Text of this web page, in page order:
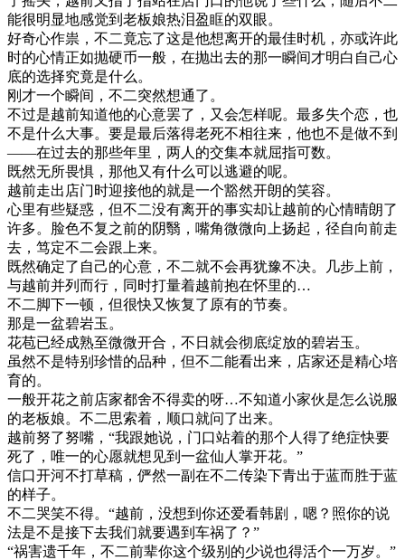
能很明显地感觉到老板娘热泪盈眶的双眼。
好奇心作祟，不二竟忘了这是他想离开的最佳时机，亦或许此
时的心情正如抛硬币一般，在抛出去的那一瞬间才明白自己心
底的选择究竟是什么。
刚才一个瞬间，不二突然想通了。
不过是越前知道他的心意罢了，又会怎样呢。最多失个恋，也
不是什么大事。要是最后落得老死不相往来，他也不是做不到
——在过去的那些年里，两人的交集本就屈指可数。
既然无所畏惧，那他又有什么可以逃避的呢。
越前走出店门时迎接他的就是一个豁然开朗的笑容。
心里有些疑惑，但不二没有离开的事实却让越前的心情晴朗了
许多。脸色不复之前的阴翳，嘴角微微向上扬起，径自向前走
去，笃定不二会跟上来。
既然确定了自己的心意，不二就不会再犹豫不决。几步上前，
与越前并列而行，同时打量着越前抱在怀里的…
不二脚下一顿，但很快又恢复了原有的节奏。
那是一盆碧岩玉。
花苞已经成熟至微微开合，不日就会彻底绽放的碧岩玉。
虽然不是特别珍惜的品种，但不二能看出来，店家还是精心培
育的。
一般开花之前店家都舍不得卖的呀…不知道小家伙是怎么说服
的老板娘。不二思索着，顺口就问了出来。
越前努了努嘴，“我跟她说，门口站着的那个人得了绝症快要
死了，唯一的心愿就想见到一盆仙人掌开花。”
信口开河不打草稿，俨然一副在不二传染下青出于蓝而胜于蓝
的样子。
不二哭笑不得。“越前，没想到你还爱看韩剧，嗯？照你的说
法是不是接下去我们就要遇到车祸了？”
“祸害遗千年，不二前辈你这个级别的少说也得活个一万岁。”